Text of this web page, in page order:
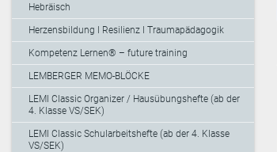
Hebräisch
Herzensbildung I Resilienz I Traumapädagogik
Kompetenz Lernen® – future training
LEMBERGER MEMO-BLÖCKE
LEMI Classic Organizer / Hausübungshefte (ab der
4. Klasse VS/SEK)
LEMI Classic Schularbeitshefte (ab der 4. Klasse
VS/SEK)